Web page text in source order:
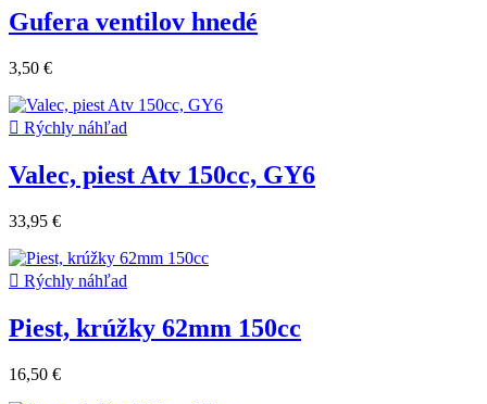
Gufera ventilov hnedé
3,50 €
 Rýchly náhľad
Valec, piest Atv 150cc, GY6
33,95 €
 Rýchly náhľad
Piest, krúžky 62mm 150cc
16,50 €